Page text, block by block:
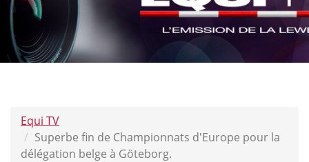
Equi TV
Superbe fin de Championnats d'Europe pour la
délégation belge à Göteborg.